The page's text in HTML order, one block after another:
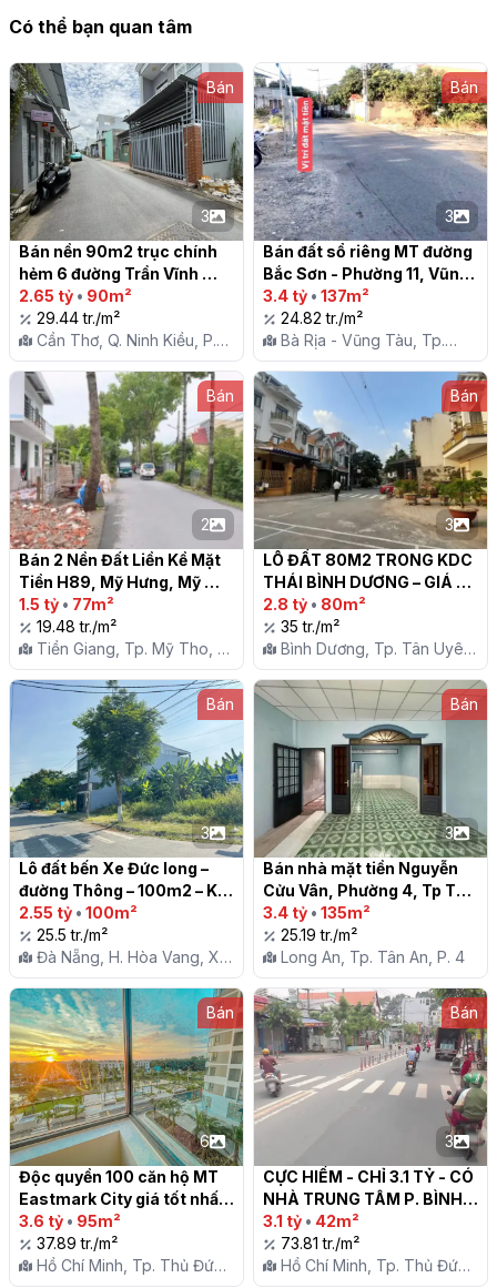
Có thể bạn quan tâm
Bán
3
Bán nền 90m2 trục chính
hẻm 6 đường Trần Vĩnh
Kiết, phường An Bình, TP.
Cần Thơ
2.65 tỷ • 90m²
29.44 tr./m²
Cần Thơ, Q. Ninh Kiều, P.
An Bình
Bán
3
Bán đất sổ riêng MT đường
Bắc Sơn - Phường 11, Vũng
Tàu
3.4 tỷ • 137m²
24.82 tr./m²
Bà Rịa - Vũng Tàu, Tp.
Vũng Tàu, P. 11
Bán
2
Bán 2 Nền Đất Liền Kề Mặt
Tiền H89, Mỹ Hưng, Mỹ
Tho
1.5 tỷ • 77m²
19.48 tr./m²
Tiền Giang, Tp. Mỹ Tho, X.
Mỹ Phong
Bán
3
LÔ ĐẤT 80M2 TRONG KDC
THÁI BÌNH DƯƠNG – GIÁ
2,8 TỶ
2.8 tỷ • 80m²
35 tr./m²
Bình Dương, Tp. Tân Uyên,
P. Tân Phước Khánh
Bán
3
Lô đất bến Xe Đức long –
đường Thông – 100m2 – Kế
Bên Lô Góc
2.55 tỷ • 100m²
25.5 tr./m²
Đà Nẵng, H. Hòa Vang, X.
Hòa Phước
Bán
3
Bán nhà mặt tiền Nguyễn
Cửu Vân, Phường 4, Tp Tân
An
3.4 tỷ • 135m²
25.19 tr./m²
Long An, Tp. Tân An, P. 4
Bán
6
Độc quyền 100 căn hộ MT
Eastmark City giá tốt nhất
1-2-3PN
3.6 tỷ • 95m²
37.89 tr./m²
Hồ Chí Minh, Tp. Thủ Đức,
Bán
3
CỰC HIẾM - CHỈ 3.1 TỶ - CÓ
NHÀ TRUNG TÂM P. BÌNH
THỌ, THỦ ĐỨC - 41M2 -
NGAY SÁT VINCOM THỦ
ĐỨC
3.1 tỷ • 42m²
73.81 tr./m²
Hồ Chí Minh, Tp. Thủ Đức,